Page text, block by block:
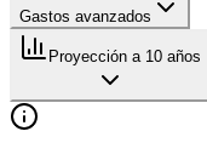
Gastos avanzados
Proyección a 10 años